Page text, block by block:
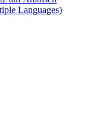
Languages)